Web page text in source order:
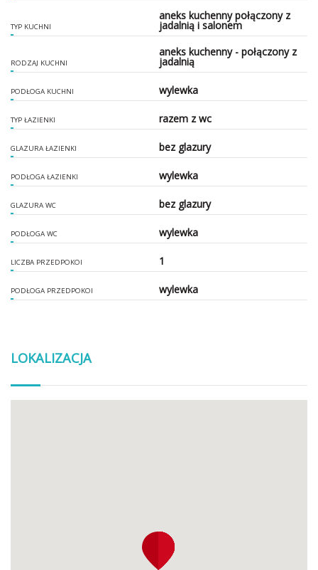
TYP KUCHNI
aneks kuchenny połączony z
jadalnią i salonem
RODZAJ KUCHNI
aneks kuchenny - połączony z
jadalnią
PODŁOGA KUCHNI wylewka
TYP ŁAZIENKI razem z wc
GLAZURA ŁAZIENKI bez glazury
PODŁOGA ŁAZIENKI wylewka
GLAZURA WC bez glazury
PODŁOGA WC wylewka
LICZBA PRZEDPOKOI 1
PODŁOGA PRZEDPOKOI wylewka
LOKALIZACJA